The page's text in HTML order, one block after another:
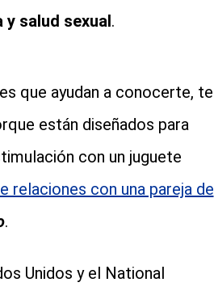
salud sexual.
que ayudan a conocerte, te
están diseñados para
con un juguete
relaciones con una pareja de
.
Unidos y el National